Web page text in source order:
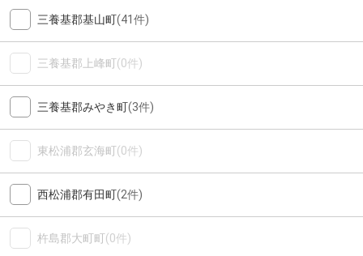
三養基郡基山町(41件)
三養基郡上峰町(0件)
三養基郡みやき町(3件)
東松浦郡玄海町(0件)
西松浦郡有田町(2件)
杵島郡大町町(0件)